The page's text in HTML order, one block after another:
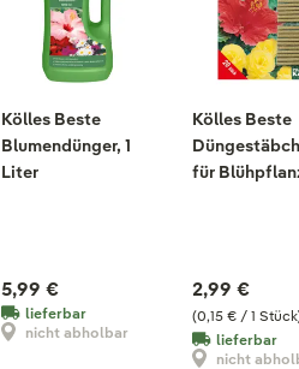
Kölles Beste
Blumendünger, 1
Liter
5,99 €
lieferbar
nicht abholbar
Kölles Beste
für
(0,15 € / 1
2,99 €
lieferbar
nicht